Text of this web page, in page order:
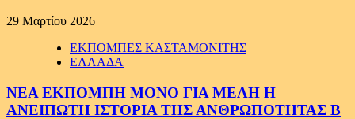
29 Μαρτίου 2026
ΕΚΠΟΜΠΕΣ ΚΑΣΤΑΜΟΝΙΤΗΣ
ΕΛΛΑΔΑ
ΝΕΑ ΕΚΠΟΜΠΗ ΜΟΝΟ ΓΙΑ ΜΕΛΗ Η
ΑΝΕΙΠΩΤΗ ΙΣΤΟΡΙΑ ΤΗΣ ΑΝΘΡΩΠΟΤΗΤΑΣ Β